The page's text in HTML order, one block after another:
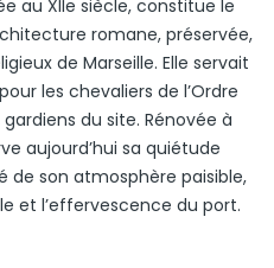
au XIIe siècle, constitue le
romane, préservée,
de Marseille. Elle servait
les chevaliers de l’Ordre
du site. Rénovée à
aujourd’hui sa quiétude
de son atmosphère paisible,
et l’effervescence du port.